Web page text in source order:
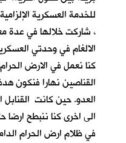
للخدمة العسكرية
، شاركت خلالها في
الالغام في وحدتي
كنا نعمل في الارض
القناصين نهارا فنكون
العدو. حين كانت القنابل
الى اخرى كنا ننبطح ارضا
في ظلام ارض الحرام